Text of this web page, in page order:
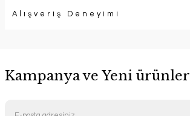
Alışveriş Deneyimi
Kampanya ve Yeni ürünler